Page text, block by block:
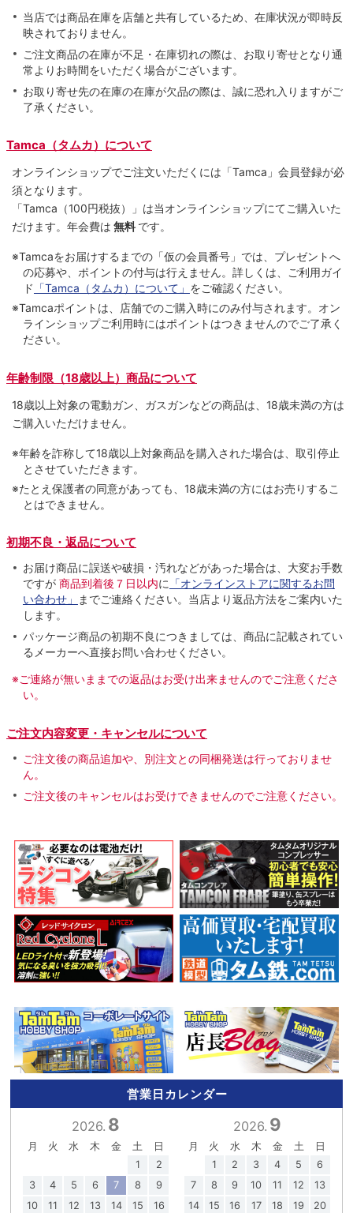
当店では商品在庫を店舗と共有しているため、在庫状況が即時反
映されておりません。
ご注文商品の在庫が不足・在庫切れの際は、お取り寄せとなり通
常よりお時間をいただく場合がございます。
お取り寄せ先の在庫の在庫が欠品の際は、誠に恐れ入りますがご
了承ください。
Tamca（タムカ）について
オンラインショップでご注⽂いただくには「Tamca」会員登録が必
須となります。
「Tamca （100円税抜）
」は当オンラインショップにてご購⼊いた
だけます。 年会費は 無料 です。
※Tamcaをお届けするまでの「仮の会員番号」では、プレゼントへ
の応募や、ポイントの付与は⾏えません。詳しくは、ご利⽤ガイ
ド 「Tamca（タムカ）について」 をご確認ください。
※Tamcaポイントは、店舗でのご購⼊時にのみ付与されます。オン
ラインショップご利用時にはポイントはつきませんのでご了承く
ださい。
年齢制限（18歳以上）商品について
18歳以上対象の電動ガン、ガスガンなどの商品は、18歳未満の方は
ご購入いただけません。
※年齢を詐称して18歳以上対象商品を購入された場合は、取引停止
とさせていただきます。
※たとえ保護者の同意があっても、18歳未満の方にはお売りするこ
とはできません。
初期不良・返品について
お届け商品に誤送や破損・汚れなどがあった場合は、大変お手数
ですが 商品到着後７日以内に 「オンラインストアに関するお問
い合わせ」 までご連絡ください。当店より返品方法をご案内いた
します。
パッケージ商品の初期不良につきましては、商品に記載されてい
るメーカーへ直接お問い合わせください。
※ご連絡が無いままでの返品はお受け出来ませんのでご注意くださ
い。
ご注文内容変更・キャンセルについて
ご注文後の商品追加や、別注文との同梱発送は行っておりませ
ん。
ご注文後のキャンセルはお受けできませんのでご注意ください。
営業日カレンダー
2026. 8
月 火 水 木 金 土
日
1
2
3
4 5 6 7 8
9
10
11 12 13 14 15
16
2026. 9
月 火 水 木 金 土
日
1
2 3 4 5
6
7
8 9 10 11 12
13
14
15 16 17 18 19
20